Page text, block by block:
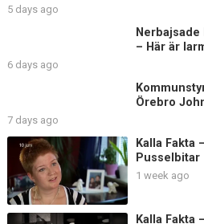
5 days ago
– Här är
6 days ago
Örebro
7 days ago
Kalla Fakta
Pusselbitar
1 week ago
Kalla Fakta